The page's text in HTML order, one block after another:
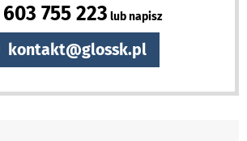
755 223 lub napisz
kontakt@glossk.pl